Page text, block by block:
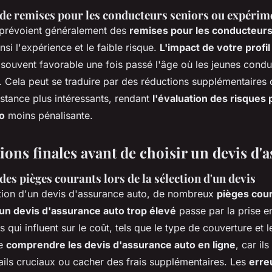
remises pour les conducteurs seniors ou
généralement des remises pour les
l'expérience et le faible risque. L'impact de votre
favorable une fois passé l'âge où les jeunes
Cela peut se traduire par des réductions supplémentaires
plus intéressants, rendant l'évaluation des risques
moins pénalisante.
finales avant de choisir un devis
pièges courants lors de la sélection d'un devis
d'un devis d'assurance auto, de nombreux pièges
devis d'assurance auto trop élevé passe par la prise
qui influent sur le coût, tels que le type de couverture et
comprendre les devis d'assurance auto en ligne, car ils
cruciaux ou cacher des frais supplémentaires. Les